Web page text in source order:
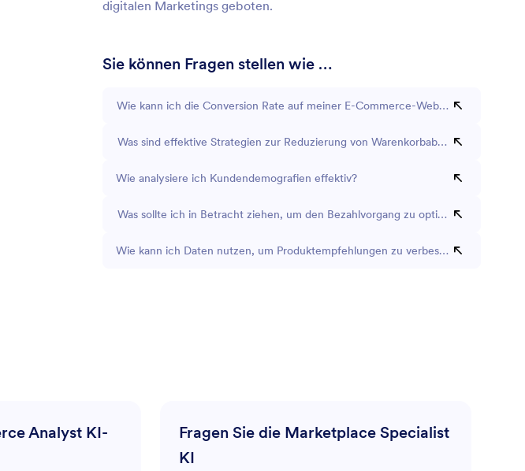
digitalen Marketings geboten.
Sie können Fragen stellen wie …
Wie kann ich die Conversion Rate auf meiner E-Commerce-Website erhöhen?
Was sind effektive Strategien zur Reduzierung von Warenkorbabbrüchen?
Wie analysiere ich Kundendemografien effektiv?
Was sollte ich in Betracht ziehen, um den Bezahlvorgang zu optimieren?
Wie kann ich Daten nutzen, um Produktempfehlungen zu verbessern?
Analyst KI-
Fragen Sie die Marketplace Specialist
KI